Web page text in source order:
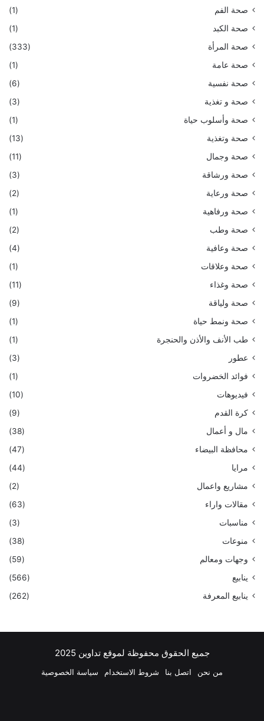
صحة الفم
(1)
صحة الكبد
(1)
صحة المرأة
(333)
صحة عامة
(1)
صحة نفسية
(6)
صحة و تغذية
(3)
صحة وأسلوب حياة
(1)
صحة وتغذية
(13)
صحة وجمال
(11)
صحة ورشاقة
(3)
صحة ورعاية
(2)
صحة ورفاهية
(1)
صحة وطب
(2)
صحة وعافية
(4)
صحة وعلاقات
(1)
صحة وغذاء
(11)
صحة ولياقة
(9)
صحة ونمط حياة
(1)
طب الأنف والأذن والحنجرة
(1)
عطور
(3)
فوائد الخضروات
(1)
فيديوهات
(10)
كرة القدم
(9)
مال و أعمال
(38)
محافظة البيضاء
(47)
مرايا
(44)
مشاريع واعمال
(2)
مقالات واراء
(63)
مناسبات
(3)
منوعات
(38)
وجهات ومعالم
(59)
ينابيع
(566)
ينابيع المعرفة
(262)
جميع الحقوق محفوظة لموقع تداوين 2025
من نحن اتصل بنا شروط الاستخدام سياسة الخصوصية